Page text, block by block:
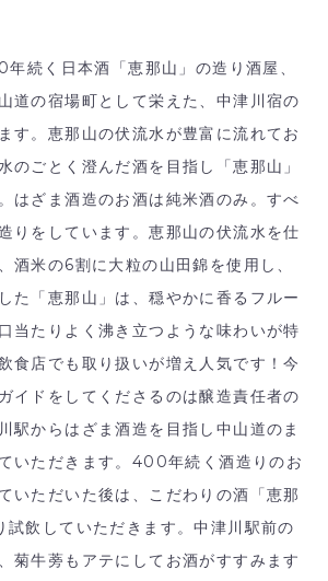
続く日本酒「恵那山」の造り酒屋、
道の宿場町として栄えた、中津川宿の
す。恵那山の伏流水が豊富に流れてお
のごとく澄んだ酒を目指し「恵那山」
はざま酒造のお酒は純米酒のみ。すべ
りをしています。恵那山の伏流水を仕
酒米の6割に大粒の山田錦を使用し、
た「恵那山」は、穏やかに香るフルー
当たりよく沸き立つような味わいが特
食店でも取り扱いが増え人気です！今
イドをしてくださるのは醸造責任者の
駅からはざま酒造を目指し中山道のま
いただきます。400年続く酒造りのお
いただいた後は、こだわりの酒「恵那
試飲していただきます。中津川駅前の
菊牛蒡もアテにしてお酒がすすみます